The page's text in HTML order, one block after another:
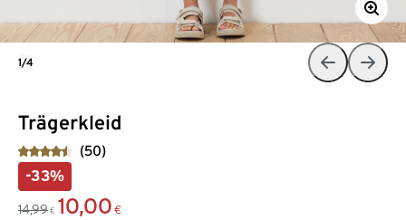
Trägerkleid
(50)
-33%
14,99 € 10,00 €
1/4